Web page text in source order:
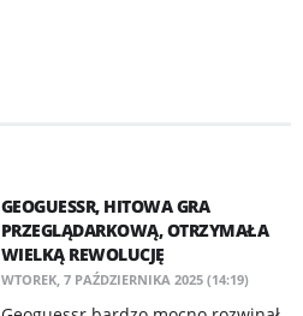
GEOGUESSR, HITOWA GRA
PRZEGLĄDARKOWĄ, OTRZYMAŁA
WIELKĄ REWOLUCJĘ
WTOREK, 7 PAŹDZIERNIKA 2025 (14:19)